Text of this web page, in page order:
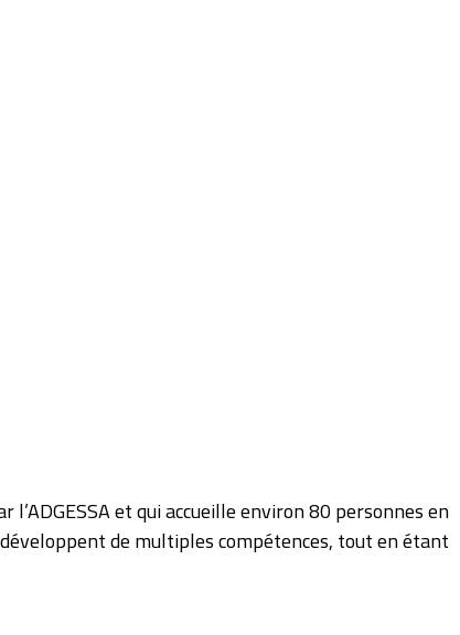
et qui accueille environ 80 personnes en
de multiples compétences, tout en étant